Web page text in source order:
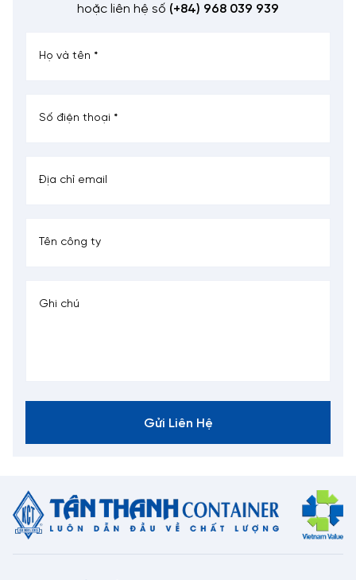
hoặc liên hệ số (+84) 968 039 939
Gửi Liên Hệ